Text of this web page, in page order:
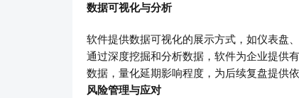
数据可视化与分析
软件提供数据可视化的展示方式，如仪表盘
通过深度挖掘和分析数据，软件为企业提供
数据，量化延期影响程度，为后续复盘提供依
风险管理与应对